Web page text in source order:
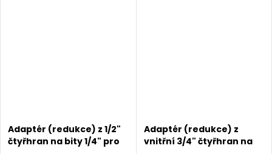
Adaptér (redukce) z 1/2"
čtyřhran na bity 1/4" pro
Adaptér (redukce) z
vnitřní 3/4" čtyřhran na